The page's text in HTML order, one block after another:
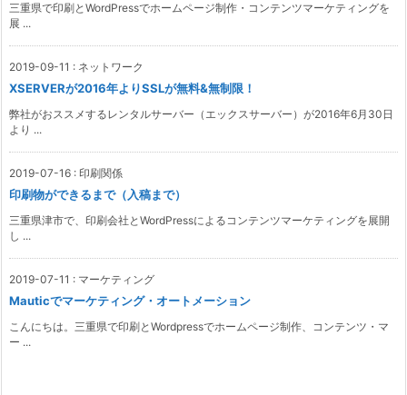
三重県で印刷とWordPressでホームページ制作・コンテンツマーケティングを
展 ...
2019-09-11 : ネットワーク
XSERVERが2016年よりSSLが無料&無制限！
弊社がおススメするレンタルサーバー（エックスサーバー）が2016年6月30日
より ...
2019-07-16 : 印刷関係
印刷物ができるまで（入稿まで）
三重県津市で、印刷会社とWordPressによるコンテンツマーケティングを展開
し ...
2019-07-11 : マーケティング
Mauticでマーケティング・オートメーション
こんにちは。三重県で印刷とWordpressでホームページ制作、コンテンツ・マ
ー ...